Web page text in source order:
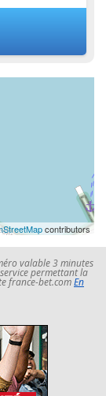
contributors
valable 3 minutes
permettant la
france-bet.comEn